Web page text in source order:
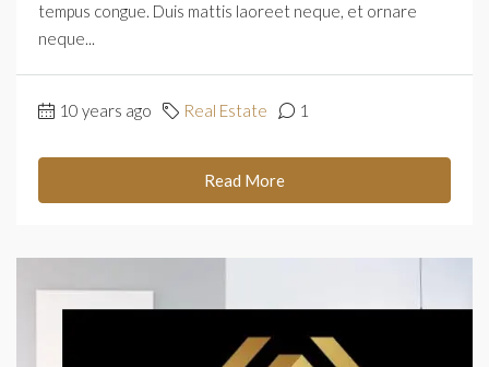
tempus congue. Duis mattis laoreet neque, et ornare
neque...
10 years ago Real Estate 1
Read More